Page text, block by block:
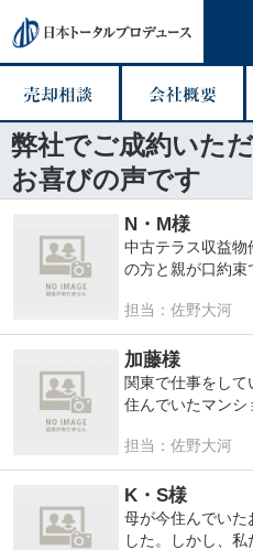
弊社でご成約いた
お喜びの声です
N・M様
中古テラス収益
の方と親が口約束
ま持っていて、万
ので売却を検討
ことは同じで、賃
人暮らしはほと
そんな中、御社か
から連絡がありま
結果、今まで問
金額で購入して頂
低い金額でした
うのは仲介業者さ
担当：佐野大河
加藤様
関東で仕事をし
住んでいたマンシ
代わりにしていま
新型コロナウイ
り、出張もなくな
た結果、売却する
見る査定サイトに
担当：佐野大河
K・S様
母が今住んでいた
した。しかし、私